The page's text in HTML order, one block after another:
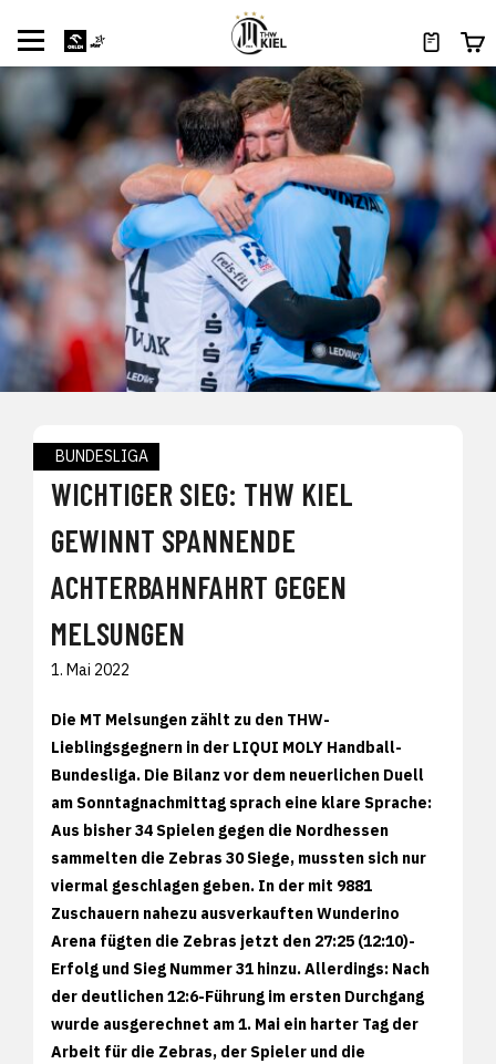
BUNDESLIGA
WICHTIGER SIEG: THW KIEL
GEWINNT SPANNENDE
ACHTERBAHNFAHRT GEGEN
MELSUNGEN
1. Mai 2022
Die MT Melsungen zählt zu den THW-
Lieblingsgegnern in der LIQUI MOLY Handball-
Bundesliga. Die Bilanz vor dem neuerlichen Duell
am Sonntagnachmittag sprach eine klare Sprache:
Aus bisher 34 Spielen gegen die Nordhessen
sammelten die Zebras 30 Siege, mussten sich nur
viermal geschlagen geben. In der mit 9881
Zuschauern nahezu ausverkauften Wunderino
Arena fügten die Zebras jetzt den 27:25 (12:10)-
Erfolg und Sieg Nummer 31 hinzu. Allerdings: Nach
der deutlichen 12:6-Führung im ersten Durchgang
wurde ausgerechnet am 1. Mai ein harter Tag der
Arbeit für die Zebras, der Spieler und die